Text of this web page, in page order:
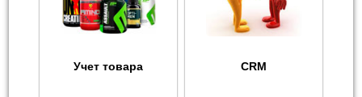
Учет товара CRM